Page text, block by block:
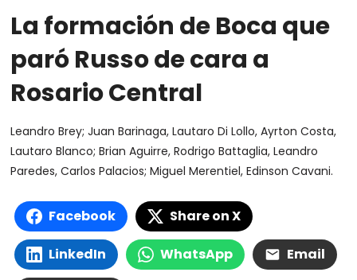
La formación de Boca que
paró Russo de cara a
Rosario Central
Leandro Brey; Juan Barinaga, Lautaro Di Lollo, Ayrton Costa,
Lautaro Blanco; Brian Aguirre, Rodrigo Battaglia, Leandro
Paredes, Carlos Palacios; Miguel Merentiel, Edinson Cavani.
Facebook Share on X
LinkedIn WhatsApp Email